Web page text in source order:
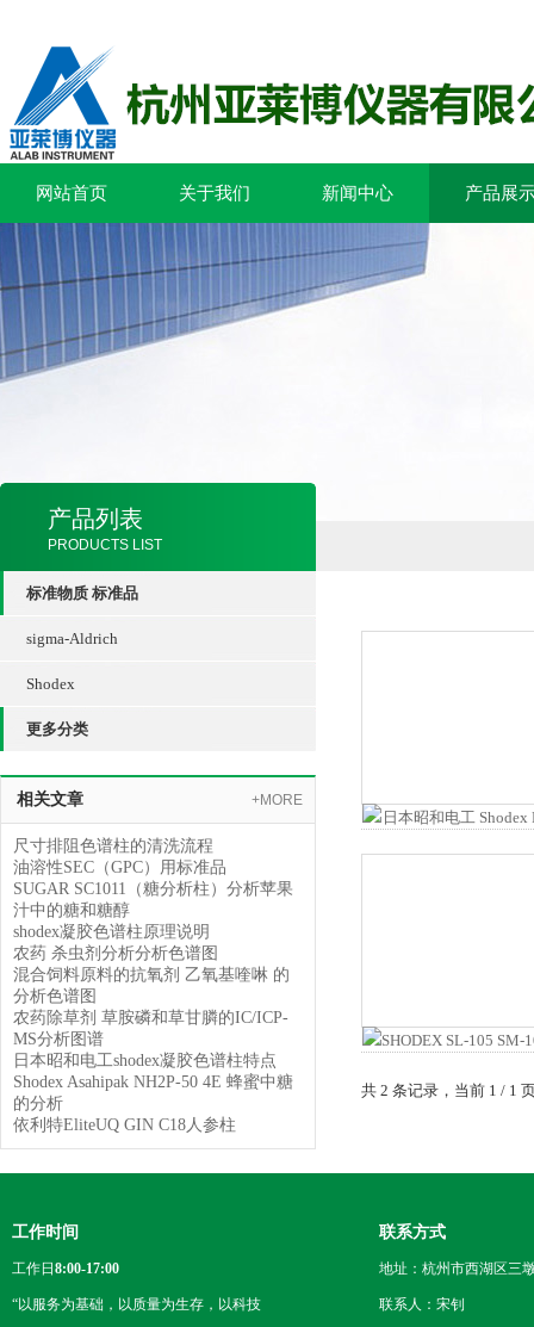
网站首页 关于我们 新闻中心 产品展
产品列表
PRODUCTS LIST
标准物质 标准品
sigma-Aldrich
Shodex
更多分类
相关文章 +MORE
尺寸排阻色谱柱的清洗流程
油溶性SEC（GPC）用标准品
SUGAR SC1011（糖分析柱）分析苹果
汁中的糖和糖醇
shodex凝胶色谱柱原理说明
农药 杀虫剂分析分析色谱图
混合饲料原料的抗氧剂 乙氧基喹啉 的
分析色谱图
农药除草剂 草胺磷和草甘膦的IC/ICP-
MS分析图谱
日本昭和电工shodex凝胶色谱柱特点
Shodex Asahipak NH2P-50 4E 蜂蜜中糖
的分析
依利特EliteUQ GIN C18人参柱
共 2 条记录，当前 1 / 1
工作时间
工作日 8:00-17:00
“以服务为基础，以质量为生存，以科技
联系方式
地址：杭州市西湖区三
联系人：宋钊